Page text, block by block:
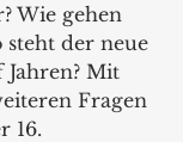
Wie gehen
der neue
Mit
Fragen
16.